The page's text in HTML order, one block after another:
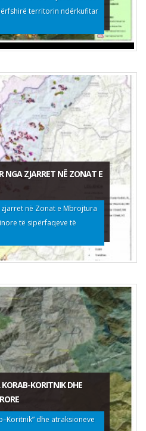
territorin ndërkufitar
NGA ZJARRET NË ZONAT E
në Zonat e Mbrojtura
të sipërfaqeve të
KORITNIK DHE
dhe atraksioneve